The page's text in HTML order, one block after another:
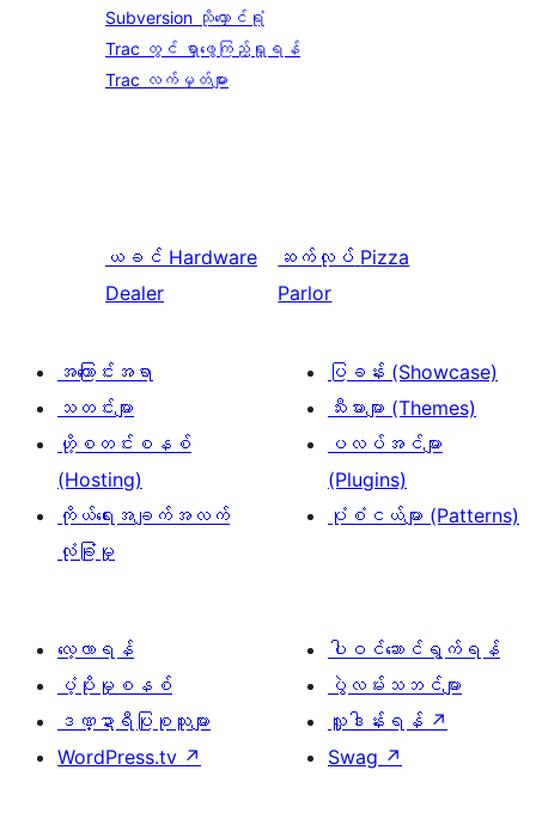
Subversion သိုလှောင်ရုံ
Trac တွင် ရှာဖွေကြည့်ရှုရန်
Trac လက်မှတ်များ
ယခင် Hardware
Dealer
ဆက်လုပ် Pizza
Parlor
အကြောင်းအရာ
သတင်းများ
ဟို့စတင်းစနစ်
(Hosting)
ကိုယ်ရေးအချက်အလက်
လုံခြုံမှု
ပြခန်း (Showcase)
သီးမားများ (Themes)
ပလပ်အင်များ
(Plugins)
ပုံစံငယ်များ (Patterns)
လေ့လာရန်
ပံ့ပိုးမှုစနစ်
ဒဏ္ဍာရီပြုစုသူများ
WordPress.tv ↗
ပါဝင်ဆောင်ရွက်ရန်
ပွဲလမ်းသဘင်များ
လှူဒါန်းရန် ↗
Swag ↗